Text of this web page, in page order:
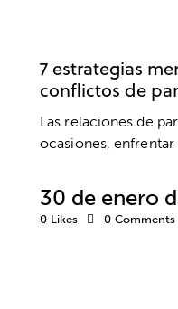
7 estrategias
conflictos de
Las relaciones de
ocasiones,
30 de enero
0 Likes 0 Comments